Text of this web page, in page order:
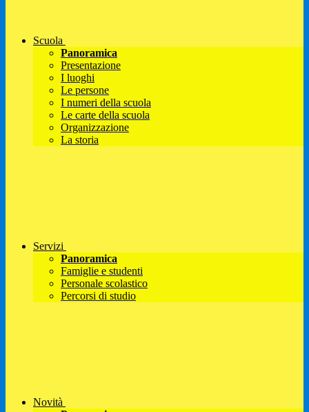
Scuola
Panoramica
Presentazione
I luoghi
Le persone
I numeri della scuola
Le carte della scuola
Organizzazione
La storia
Servizi
Panoramica
Famiglie e studenti
Personale scolastico
Percorsi di studio
Novità